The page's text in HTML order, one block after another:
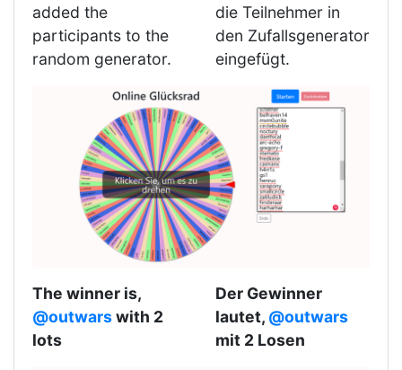
added the
participants to the
random generator.
die Teilnehmer in
den Zufallsgenerator
eingefügt.
The winner is,
@outwarswith 2
lots
Der Gewinner
lautet, @outwars
mit 2 Losen